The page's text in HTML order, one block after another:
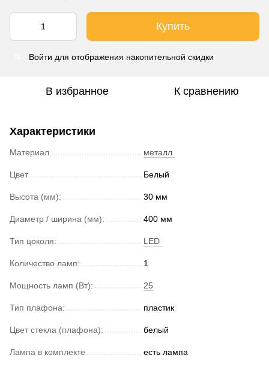
Купить
Войти для отображения накопительной скидки
В избранное К сравнению
Характеристики
Материал металл
Цвет Белый
Высота (мм): 30 мм
Диаметр / ширина (мм): 400 мм
Тип цоколя: LED
Количество ламп: 1
Мощность ламп (Вт): 25
Тип плафона: пластик
Цвет стекла (плафона): белый
Лампа в комплекте есть лампа